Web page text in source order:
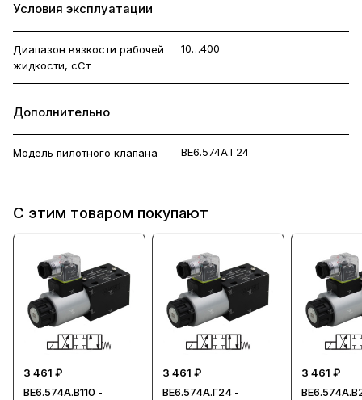
Условия эксплуатации
Диапазон вязкости рабочей
жидкости, сСт
10…400
Дополнительно
Модель пилотного клапана ВЕ6.574А.Г24
С этим товаром покупают
3 461 ₽
ВЕ6.574А.В110 -
3 461 ₽
ВЕ6.574А.Г24 -
3 461 ₽